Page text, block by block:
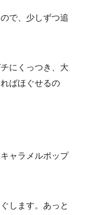
で、少しずつ追
にくっつき、大
ばほぐせるの
ャラメルポップ
します。あっと